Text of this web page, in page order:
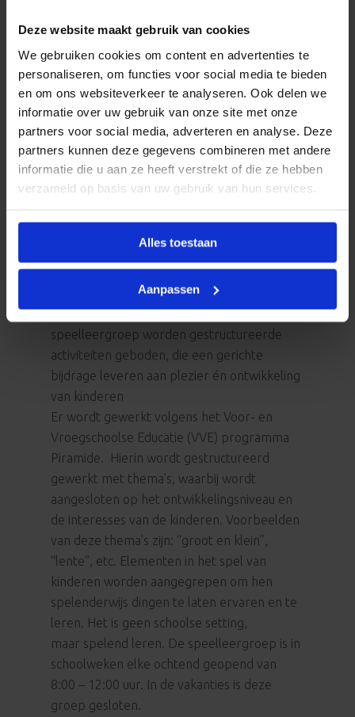
Deze website maakt gebruik van cookies
We gebruiken cookies om content en advertenties te
personaliseren, om functies voor social media te bieden
en om ons websiteverkeer te analyseren. Ook delen we
informatie over uw gebruik van onze site met onze
partners voor social media, adverteren en analyse. Deze
partners kunnen deze gegevens combineren met andere
informatie die u aan ze heeft verstrekt of die ze hebben
verzameld op basis van uw gebruik van hun services.
Alles toestaan
Aanpassen
Verticale groepen Brabbel1, Brabbel 2 en
van circa 0 tot 4 jaar. Ook hier is sprake van
een vaste stamgroep: op een bepaald(e)
dag(deel) komen in principe steeds dezelfde
kinderen in de groep. In Brabbel 1 is plek
voor 12 kinderen en bij Brabbel 2 en 3
worden maximaal 15/16 kinderen
Speelleergroep Harmonica
De speelleergroep is bedoeld voor kinderen
van 2-4 jaar. Binnen de
speelleergroep worden gestructureerde
activiteiten geboden, die een gerichte
bijdrage leveren aan plezier én ontwikkeling
van kinderen
Er wordt gewerkt volgens het Voor- en
Vroegschoolse Educatie (VVE) programma
Piramide. Hierin wordt gestructureerd
gewerkt met thema’s, waarbij wordt
aangesloten op het ontwikkelingsniveau en
de interesses van de kinderen. Voorbeelden
van deze thema’s zijn: “groot en klein”,
“lente”, etc. Elementen in het spel van
kinderen worden aangegrepen om hen
spelenderwijs dingen te laten ervaren en te
leren. Het is geen schoolse setting,
maar spelend leren. De speelleergroep is in
schoolweken elke ochtend geopend van
8:00 – 12:00 uur. In de vakanties is deze
groep gesloten.